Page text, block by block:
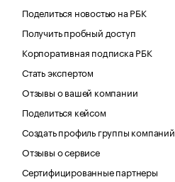
Поделиться новостью на РБК
Получить пробный доступ
Корпоративная подписка РБК
Стать экспертом
Отзывы о вашей компании
Поделиться кейсом
Создать профиль группы компаний
Отзывы о сервисе
Сертифицированные партнеры